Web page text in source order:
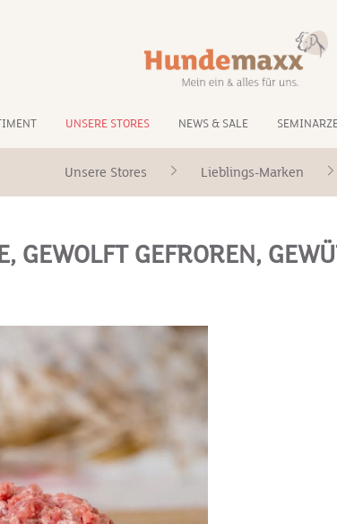
UNSERE STORES NEWS & SALE
Unsere Stores Lieblings-Marken
GEWOLFT GEFROREN,